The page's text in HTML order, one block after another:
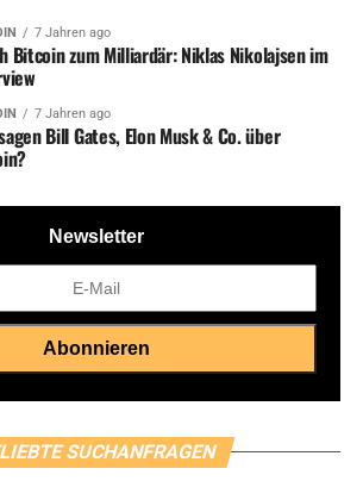
7 Jahren ago
Bitcoin zum Milliardär: Niklas Nikolajsen im
7 Jahren ago
Bill Gates, Elon Musk & Co. über
Newsletter
SUCHANFRAGEN